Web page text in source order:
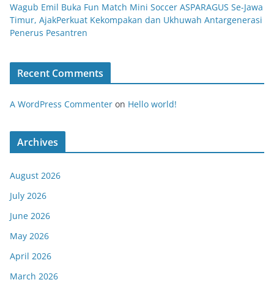
Wagub Emil Buka Fun Match Mini Soccer ASPARAGUS Se-Jawa
Timur, AjakPerkuat Kekompakan dan Ukhuwah Antargenerasi
Penerus Pesantren
Recent Comments
A WordPress Commenter on Hello world!
Archives
August 2026
July 2026
June 2026
May 2026
April 2026
March 2026